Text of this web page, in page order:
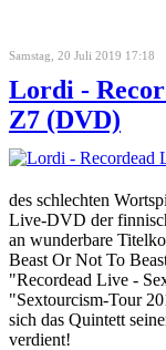
Samstag, 20 Juli 2019 17:18
Lordi -
Z7 (DVD)
des schlechten
Live-DVD der
an wunderbare
Beast Or Not To
"Recordead Live -
"Sextourcism-Tour
sich das Quintett
verdient!